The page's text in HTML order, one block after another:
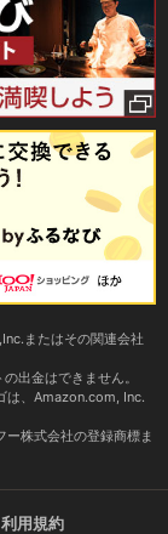
またはその関連会社
出金はできません。
は、Amazon.com, Inc.
株式会社の登録商標ま
利用規約